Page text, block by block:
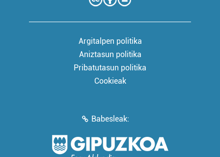
Argitalpen politika
Aniztasun politika
Pribatutasun politika
Cookieak
Babesleak: